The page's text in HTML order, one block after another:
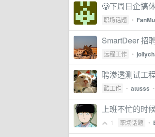
🥲下周日企搞
职场话题 •
SmartDeer 招
远程工作 •
聘渗透测试工
酷工作 • atusss •
上班不忙的时
1 职场话题 •